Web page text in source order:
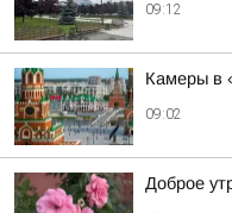
09:12
Камеры в
09:02
Доброе